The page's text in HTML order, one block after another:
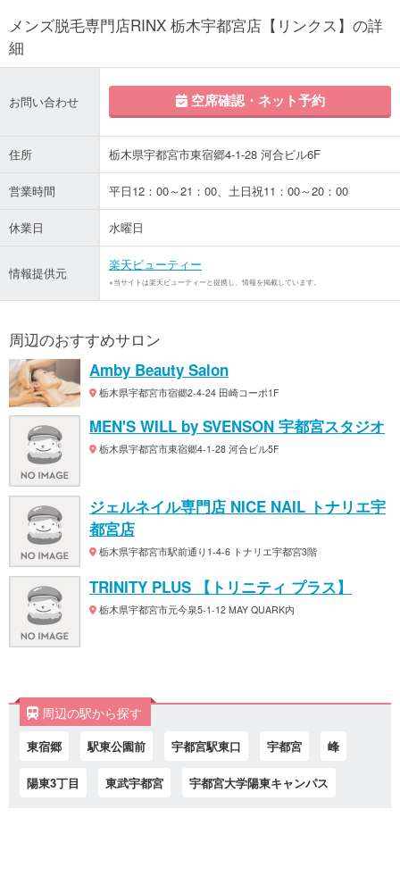
メンズ脱毛専門店RINX 栃木宇都宮店【リンクス】の詳
細
お問い合わせ 空席確認・ネット予約
住所 栃木県宇都宮市東宿郷4-1-28 河合ビル6F
営業時間 平日12：00～21：00、土日祝11：00～20：00
休業日 水曜日
情報提供元
楽天ビューティー
※当サイトは楽天ビューティーと提携し、情報を掲載しています。
周辺のおすすめサロン
Amby Beauty Salon
栃木県宇都宮市宿郷2-4-24 田崎コーポ1F
MEN'S WILL by SVENSON 宇都宮スタジオ
栃木県宇都宮市東宿郷4-1-28 河合ビル5F
ジェルネイル専門店 NICE NAIL トナリエ宇
都宮店
栃木県宇都宮市駅前通り1-4-6 トナリエ宇都宮3階
TRINITY PLUS 【トリニティ プラス】
栃木県宇都宮市元今泉5-1-12 MAY QUARK内
周辺の駅から探す
東宿郷 駅東公園前 宇都宮駅東口 宇都宮 峰
陽東3丁目 東武宇都宮 宇都宮大学陽東キャンパス